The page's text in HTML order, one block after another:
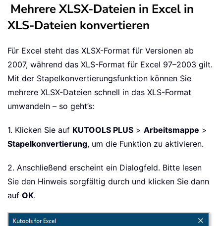
Mehrere XLSX-Dateien in Excel in
XLS-Dateien konvertieren
Für Excel steht das XLSX-Format für Versionen ab
2007, während das XLS-Format für Excel 97–2003 gilt.
Mit der Stapelkonvertierungsfunktion können Sie
mehrere XLSX-Dateien schnell in das XLS-Format
umwandeln – so geht’s:
1. Klicken Sie auf KUTOOLS PLUS > Arbeitsmappe >
Stapelkonvertierung, um die Funktion zu aktivieren.
2. Anschließend erscheint ein Dialogfeld. Bitte lesen
Sie den Hinweis sorgfältig durch und klicken Sie dann
auf OK.